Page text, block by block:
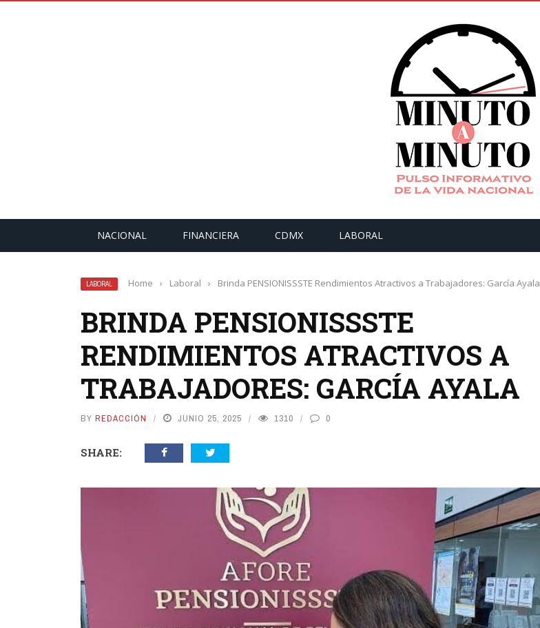
NACIONAL FINANCIERA CDMX LABORAL
LABORAL Home › Laboral › Brinda PENSIONISSSTE Rendimientos Atractivos a Trabajadores: García Ayala
BRINDA PENSIONISSSTE
RENDIMIENTOS ATRACTIVOS A
TRABAJADORES: GARCÍA AYALA
BY REDACCIÓN JUNIO 25, 2025 1310 0
SHARE: